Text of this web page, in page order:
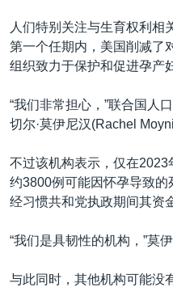
人们特别关注与生育权利相
第一个任期内，美国削减了
组织致力于保护和促进孕产
“我们非常担心，”联合国人
切尔·莫伊尼汉(Rachel
不过该机构表示，仅在
约3800例可能因怀孕导致
经习惯共和党执政期间其资
“我们是具韧性的机构，”莫伊
与此同时，其他机构可能没